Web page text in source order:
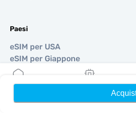
Paesi
eSIM per USA
eSIM per Giappone
eSIM per Canada
eSIM per Spagna
eSIM per Regno Unito
Le mie eSIM